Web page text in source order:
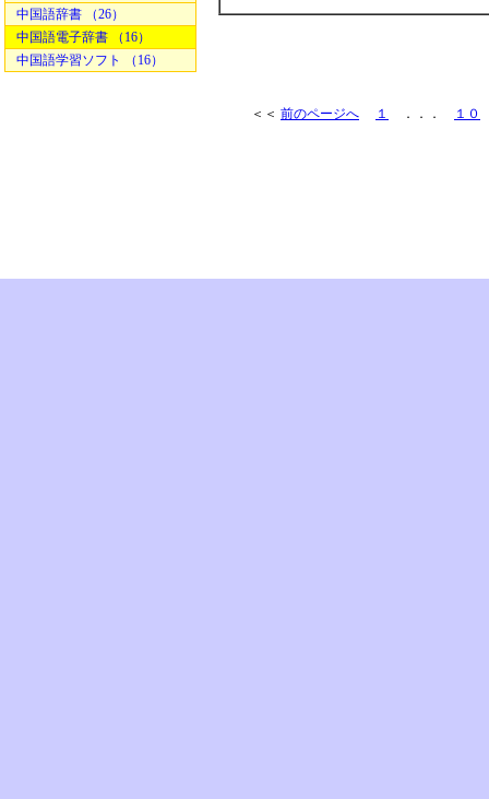
中国語辞書 （26）
中国語電子辞書 （16）
中国語学習ソフト （16）
＜＜ 前のページへ １ ．．． １０